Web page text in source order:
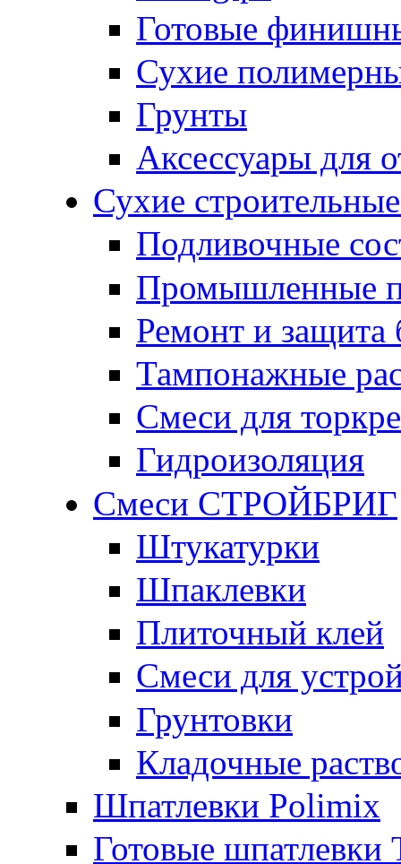
Готовые
Сухие
Грунты
Аксессуары для
Сухие
Подливочные
Промышленные
Ремонт и защита
Тампонажные
Смеси для
Гидроизоляция
Смеси СТРОЙБРИГ
Штукатурки
Шпаклевки
Плиточный клей
Смеси для
Грунтовки
Кладочные
Шпатлевки Polimix
Готовые шпатлевки